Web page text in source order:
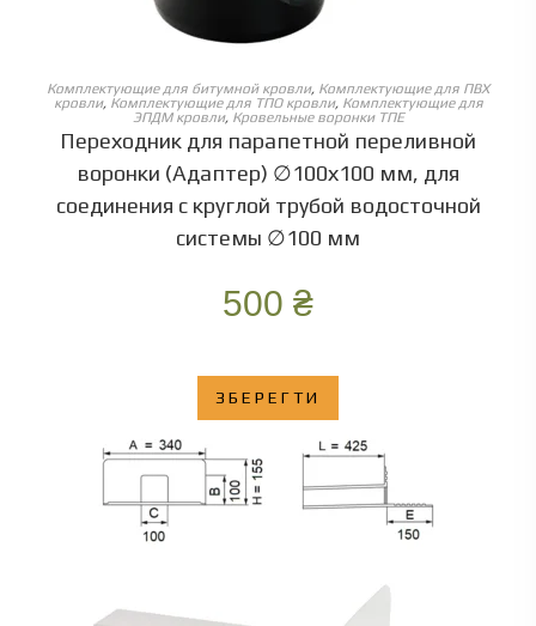
ОБЕРІТЬ ОПЦІЇ
Комплектующие для битумной кровли, Комплектующие для ПВХ
кровли, Комплектующие для ТПО кровли, Комплектующие для
ЭПДМ кровли, Кровельные воронки ТПЕ
Переходник для парапетной переливной
воронки (Адаптер) ∅100х100 мм, для
соединения с круглой трубой водосточной
системы ∅100 мм
500 ₴
ЗБЕРЕГТИ